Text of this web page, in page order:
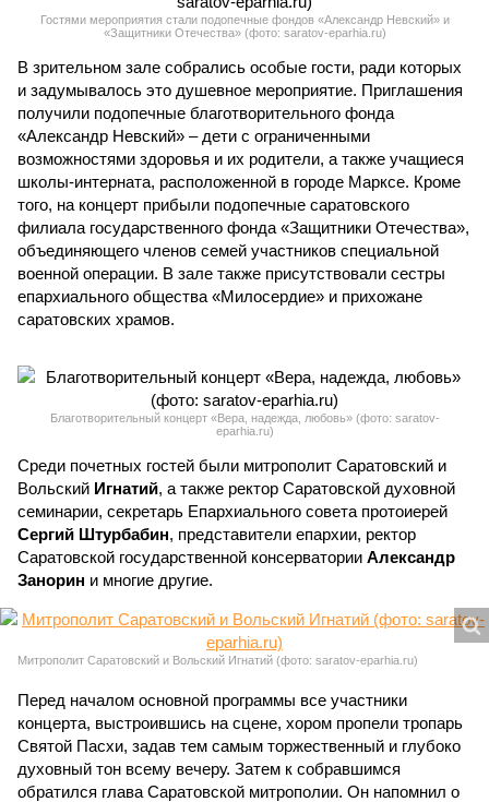
Гостями мероприятия стали подопечные фондов «Александр Невский» и
«Защитники Отечества» (фото: saratov-eparhia.ru)
В зрительном зале собрались особые гости, ради которых
и задумывалось это душевное мероприятие. Приглашения
получили подопечные благотворительного фонда
«Александр Невский» – дети с ограниченными
возможностями здоровья и их родители, а также учащиеся
школы-интерната, расположенной в городе Марксе. Кроме
того, на концерт прибыли подопечные саратовского
филиала государственного фонда «Защитники Отечества»,
объединяющего членов семей участников специальной
военной операции. В зале также присутствовали сестры
епархиального общества «Милосердие» и прихожане
саратовских храмов.
Благотворительный концерт «Вера, надежда, любовь» (фото: saratov-
eparhia.ru)
Среди почетных гостей были митрополит Саратовский и
Вольский Игнатий, а также ректор Саратовской духовной
семинарии, секретарь Епархиального совета протоиерей
Сергий Штурбабин, представители епархии, ректор
Саратовской государственной консерватории Александр
Занорин и многие другие.
Митрополит Саратовский и Вольский Игнатий (фото: saratov-eparhia.ru)
Перед началом основной программы все участники
концерта, выстроившись на сцене, хором пропели тропарь
Святой Пасхи, задав тем самым торжественный и глубоко
духовный тон всему вечеру. Затем к собравшимся
обратился глава Саратовской митрополии. Он напомнил о